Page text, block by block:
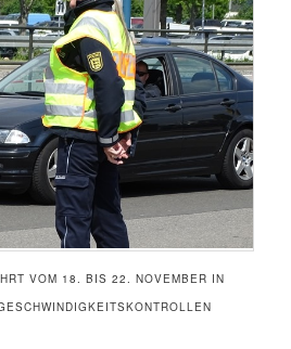
VOM 18. BIS 22. NOVEMBER IN
D